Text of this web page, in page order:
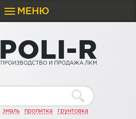
Toggle
navigation
МЕНЮ
POLI-R
ПРОИЗВОДСТВО И ПРОДАЖА ЛКМ
эмаль пропитка грунтовка